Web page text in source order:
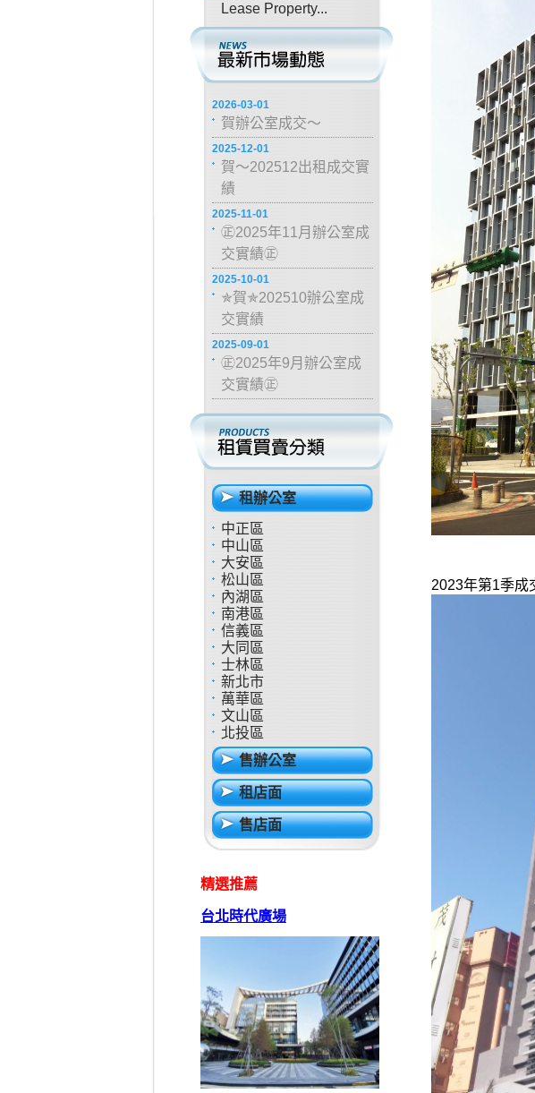
Lease Property...
2026-03-01
賀辦公室成交～
2025-12-01
賀～202512出租成交實
績
2025-11-01
㊣2025年11月辦公室成
交實績㊣
2025-10-01
✯賀✯202510辦公室成
交實績
2025-09-01
㊣2025年9月辦公室成
交實績㊣
租辦公室
中正區
中山區
大安區
松山區
內湖區
南港區
信義區
大同區
士林區
新北市
萬華區
文山區
北投區
售辦公室
租店面
售店面
精選推薦
台北時代廣場
2023年第1季成